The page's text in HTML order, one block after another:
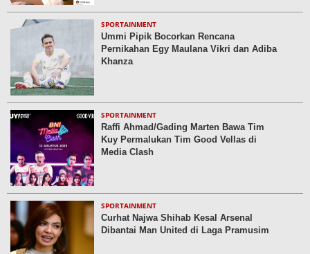
SPORTAINMENT
Ummi Pipik Bocorkan Rencana
Pernikahan Egy Maulana Vikri dan Adiba
Khanza
SPORTAINMENT
Raffi Ahmad/Gading Marten Bawa Tim
Kuy Permalukan Tim Good Vellas di
Media Clash
SPORTAINMENT
Curhat Najwa Shihab Kesal Arsenal
Dibantai Man United di Laga Pramusim